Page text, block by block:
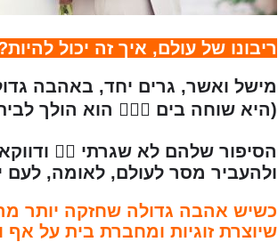
ריבונו של עולם, איך זה יכול
מישל ואשר, גרים יחד, באהבה
(היא שוחה בים 🏊🏻‍♀️ הוא הולך
הסיפור שלהם לא שגרתי 👈🏼
ולהעביר מסר לעולם, לאומה, לעם
כשיש אהבה גדולה שחזקה יותר
שיוצרת זוגיות ומחברת בית על